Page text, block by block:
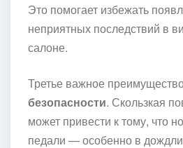
Это помогает избежать
неприятных последствий в
салоне.
Третье важное
безопасности. Скользкая
может привести к тому, что
педали — особенно в